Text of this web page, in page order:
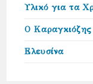
Υλικό για τα
Ο Καραγκιόζης
Ελευσίνα